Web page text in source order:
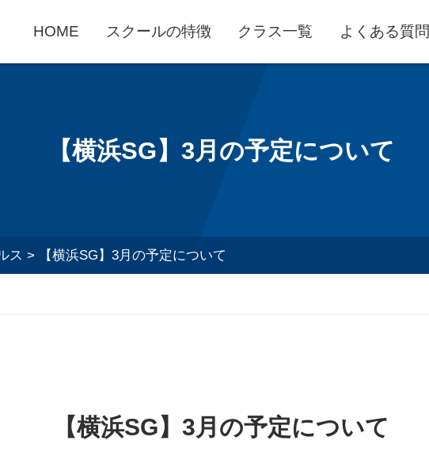
HOME スクールの特徴 クラス一覧 よくある質問
【横浜SG】3月の予定について
ス > 【横浜SG】3月の予定について
【横浜SG】3月の予定について